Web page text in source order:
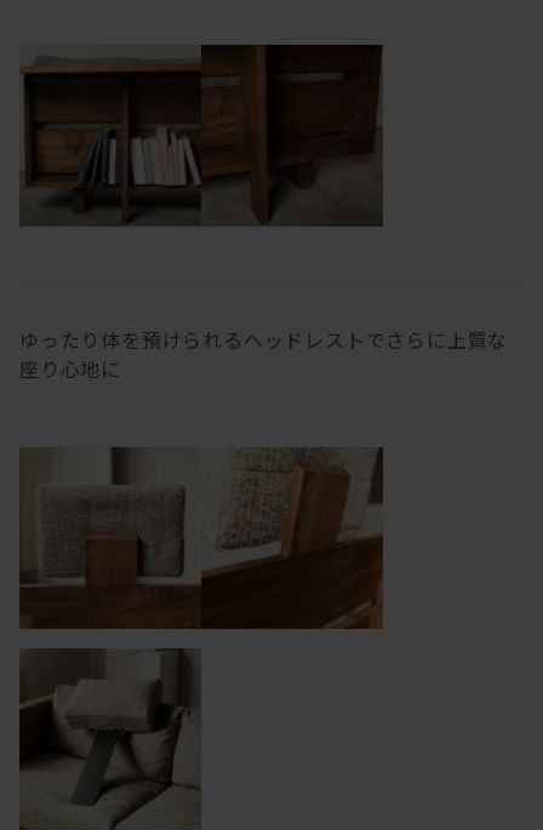
ゆったり体を預けられるヘッドレストでさらに上質な
座り心地に